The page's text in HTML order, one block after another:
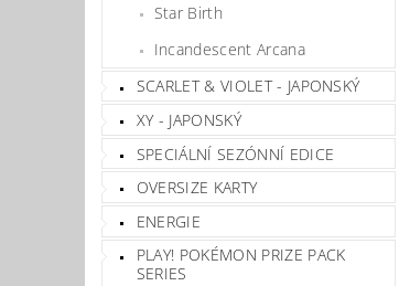
Star Birth
Incandescent Arcana
SCARLET & VIOLET - JAPONSKÝ
XY - JAPONSKÝ
SPECIÁLNÍ SEZÓNNÍ EDICE
OVERSIZE KARTY
ENERGIE
PLAY! POKÉMON PRIZE PACK
SERIES